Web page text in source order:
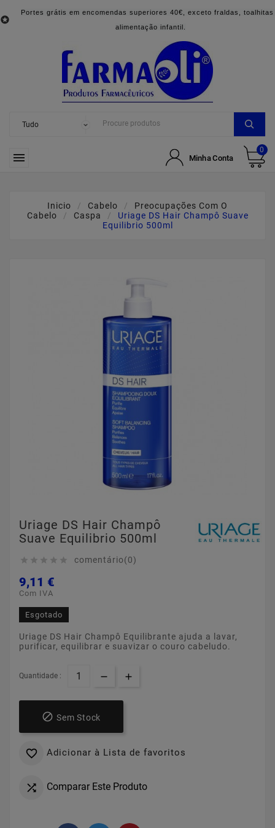

Portes grátis em encomendas superiores 40€, exceto fraldas, toalhitas
alimentação infantil.
 Minha Conta
0
Inicio Cabelo
Preocupações Com O
Cabelo
Caspa
Uriage DS Hair Champô Suave
Equilibrio 500ml
Uriage DS Hair Champô
Suave Equilibrio 500ml
     comentário(0)
9,11 €
Com IVA
Esgotado
Uriage DS Hair Champô Equilibrante ajuda a lavar,
purificar, equilibrar e suavizar o couro cabeludo.
Quantidade :
 Sem Stock
 Adicionar à Lista de favoritos
 Comparar Este Produto